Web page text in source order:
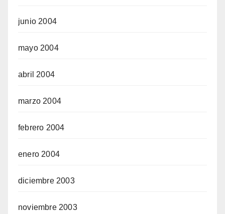
junio 2004
mayo 2004
abril 2004
marzo 2004
febrero 2004
enero 2004
diciembre 2003
noviembre 2003